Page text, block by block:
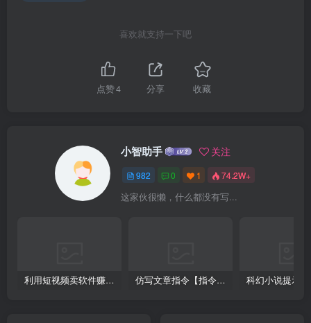
喜欢就支持一下吧
点赞4 分享 收藏
小智助手 关注
982 0 1 74.2W+
这家伙很懒，什么都没有写...
利用短视频卖软件赚钱，新手小白轻松月入10000+！ 仿写文章指令【指令+教程】